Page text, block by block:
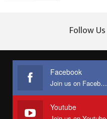
Follow Us
Facebook
Join us on Facebook
Youtube